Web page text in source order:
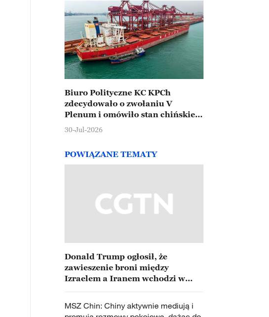
Biuro Polityczne KC KPCh
zdecydowało o zwołaniu V
Plenum i omówiło stan chińskiej
gospodarki
30-Jul-2026
POWIĄZANE TEMATY
Donald Trump ogłosił, że
zawieszenie broni między
Izraelem a Iranem wchodzi w
MSZ Chin: Chiny aktywnie mediują i